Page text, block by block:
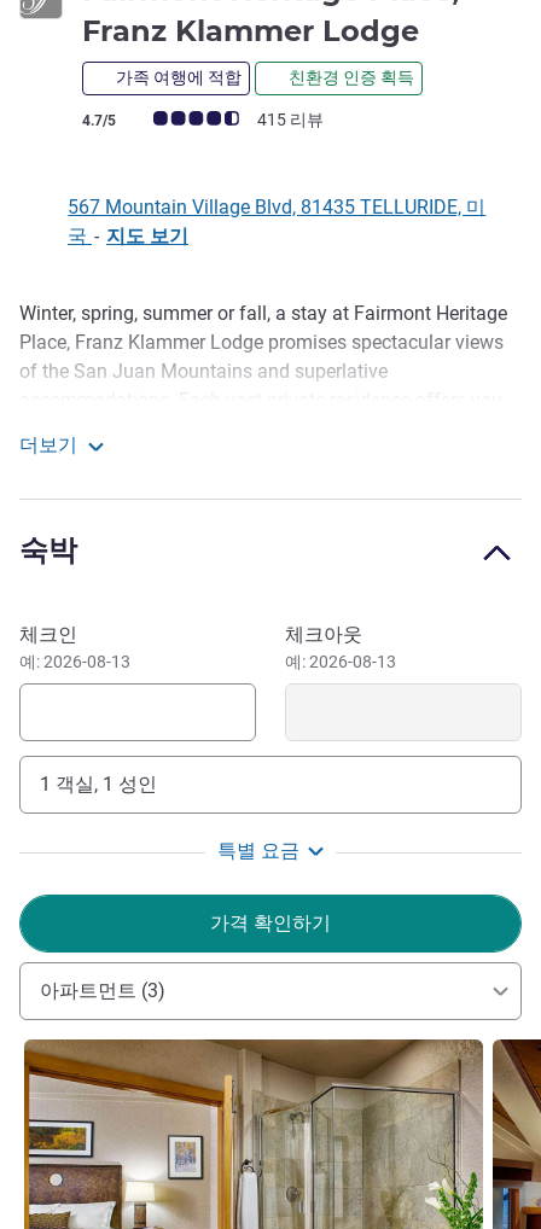
Franz Klammer Lodge
가족 여행에 적합 친환경 인증 획득
고객 평점 (ALL 평가)
4.7/5 415 리뷰
567 Mountain Village Blvd, 81435 TELLURIDE, 미
국 - 지도 보기
호텔설명
Winter, spring, summer or fall, a stay at Fairmont Heritage
Place, Franz Klammer Lodge promises spectacular views
of the San Juan Mountains and superlative
a luxury hotel.
your stay. Unwind back at the hotel with a massage at the
This luxurious sanctuary is tucked away in the San Juan
forest in Mountain Village, just a free gondola ride from the
festive town of Telluride. And don't worry about how to get
airports.
더보기
숙박
이 호텔 예약하기
체크인
예: 2026-08-13
체크아웃
예: 2026-08-13
1 객실, 1 성인
특별 요금
가격 확인하기
아파트먼트 (3)
세부 정보 보기 세부